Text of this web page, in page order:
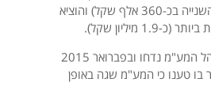
בכ-230 אלף שקל והשנייה בכ-360 אלף שקל) והוציא
מיליון שקל).
השגות שהוגשו למנהל המע"מ נדחו ובפברואר 2015
בו טענו כי המע"מ שגה באופן